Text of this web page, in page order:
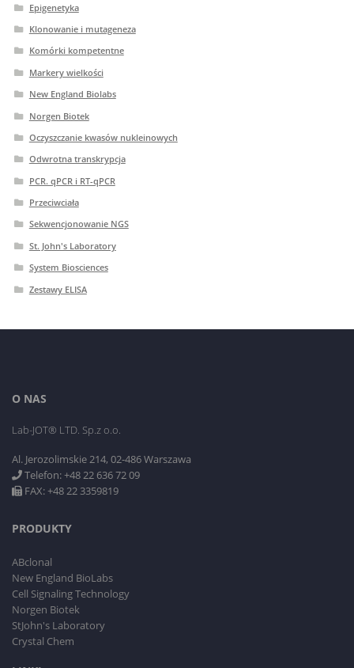
Epigenetyka
Klonowanie i mutageneza
Komórki kompetentne
Markery wielkości
New England Biolabs
Norgen Biotek
Oczyszczanie kwasów nukleinowych
Odwrotna transkrypcja
PCR. qPCR i RT-qPCR
Przeciwciała
Sekwencjonowanie NGS
St. John's Laboratory
System Biosciences
Zestawy ELISA
O NAS
Lab-JOT® LTD. Sp.z o.o.
Al. Jerozolimskie 214, 02-486 Warszawa
Telefon: +48 22 636 72 09
FAX: +48 22 3359819
PRODUKTY
ABclonal
New England BioLabs
Cell Signaling Technology
Norgen Biotek
StJohn's Laboratory
Crystal Chem